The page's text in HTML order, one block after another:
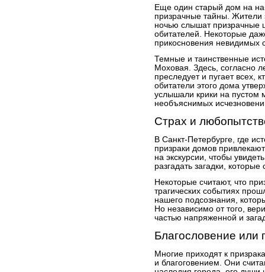
Еще один старый дом на
призрачные тайны. Жители
ночью слышат призрачные
обитателей. Некоторые
прикосновения невидимых
Темные и таинственные
Моховая. Здесь, согласно
преследует и пугает всех,
обитатели этого дома
услышали крики на пустом
необъяснимых
Страх и
В Санкт-Петербурге, где
призраки домов
на экскурсии, чтобы
разгадать загадки, которые
Некоторые считают, что
трагических событиях
нашего подсознания,
Но независимо от того,
частью напряженной и
Благословение или
Многие приходят к
и благоговением. Они